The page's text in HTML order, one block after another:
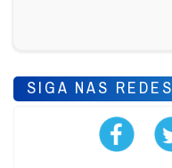
SIGA NAS REDES